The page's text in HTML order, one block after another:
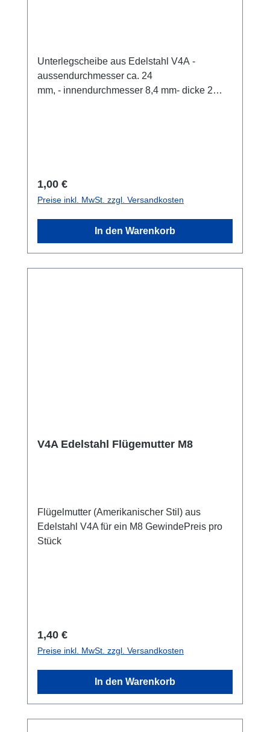
Unterlegscheibe aus Edelstahl V4A -
aussendurchmesser ca. 24
mm, - innendurchmesser 8,4 mm- dicke 2
Regulärer Preis:
1,00 €
Preise inkl. MwSt. zzgl. Versandkosten
In den Warenkorb
V4A Edelstahl Flügemutter M8
Flügelmutter (Amerikanischer Stil) aus
Edelstahl V4A für ein M8 GewindePreis pro
Stück
Regulärer Preis:
1,40 €
Preise inkl. MwSt. zzgl. Versandkosten
In den Warenkorb